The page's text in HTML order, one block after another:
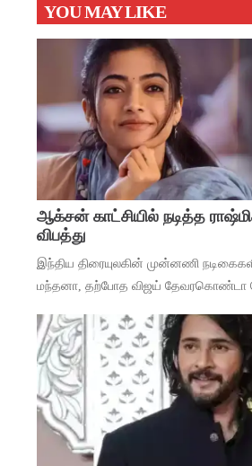
YOU MAY LIKE
ஆக்சன் காட்சியில் நடித்த
விபத்து
இந்திய திரையுலகின் முன்னணி
மந்தனா, தற்போத விஜய் தேவரகொண்டா
முக்கியத்துவம் கொண்ட ‘மைசா’ என்ற